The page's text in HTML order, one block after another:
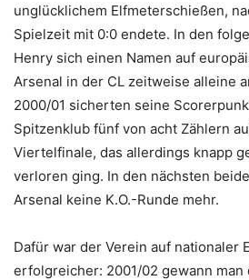
unglücklichem Elfmeterschießen,
Spielzeit mit 0:0 endete. In den
Henry sich einen Namen auf
Arsenal in der CL zeitweise alleine
2000/01 sicherten seine
Spitzenklub fünf von acht Zählern
Viertelfinale, das allerdings knapp
verloren ging. In den nächsten
Arsenal keine K.O.-Runde mehr.
Dafür war der Verein auf nationaler
erfolgreicher: 2001/02 gewann